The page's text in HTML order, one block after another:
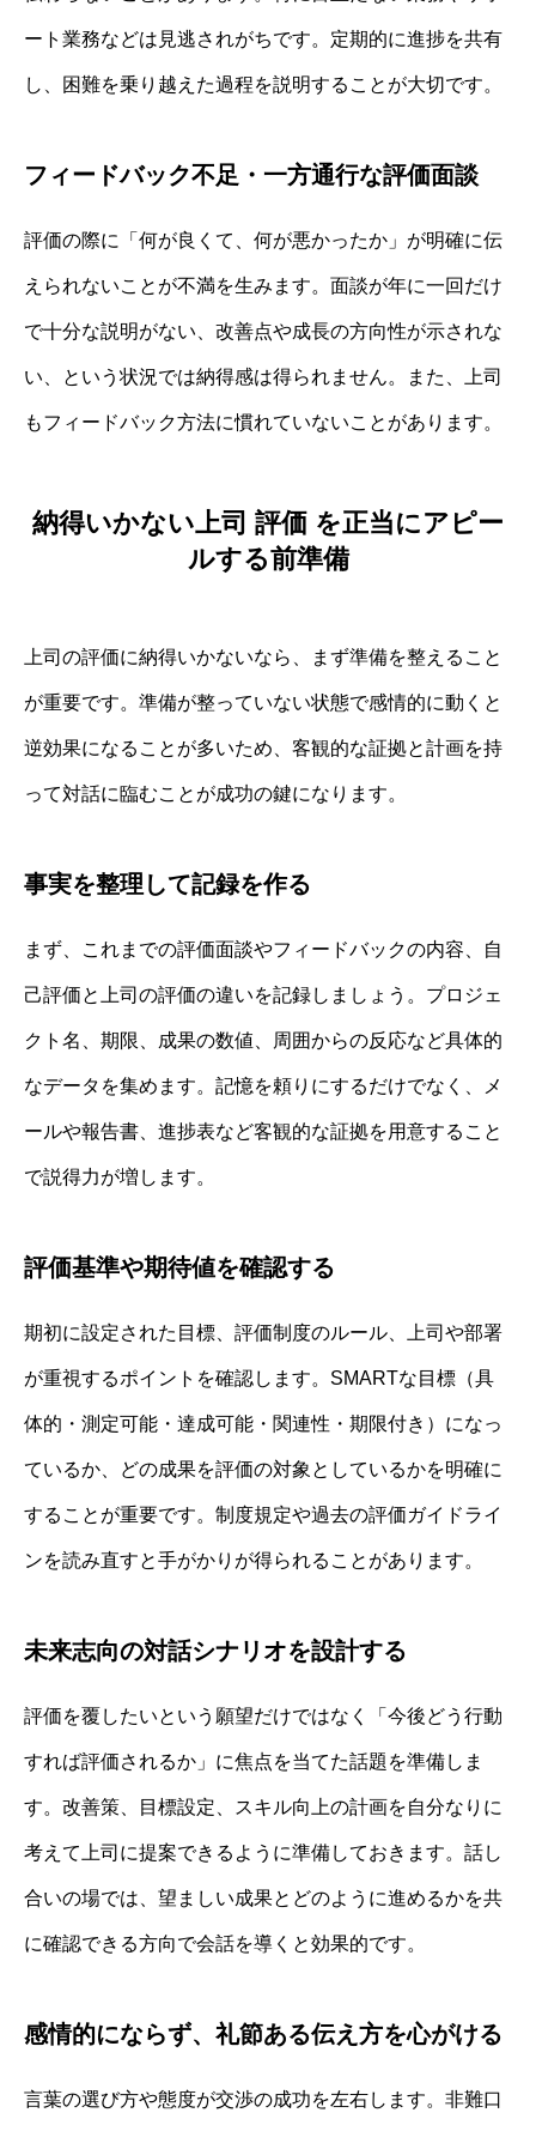
ート業務などは見逃されがちです。定期的に進捗を共有
し、困難を乗り越えた過程を説明することが大切です。
フィードバック不足・一方通行な評価面談
評価の際に「何が良くて、何が悪かったか」が明確に伝
えられないことが不満を生みます。面談が年に一回だけ
で十分な説明がない、改善点や成長の方向性が示されな
い、という状況では納得感は得られません。また、上司
もフィードバック方法に慣れていないことがあります。
納得いかない上司 評価 を正当にアピー
ルする前準備
上司の評価に納得いかないなら、まず準備を整えること
が重要です。準備が整っていない状態で感情的に動くと
逆効果になることが多いため、客観的な証拠と計画を持
って対話に臨むことが成功の鍵になります。
事実を整理して記録を作る
まず、これまでの評価面談やフィードバックの内容、自
己評価と上司の評価の違いを記録しましょう。プロジェ
クト名、期限、成果の数値、周囲からの反応など具体的
なデータを集めます。記憶を頼りにするだけでなく、メ
ールや報告書、進捗表など客観的な証拠を用意すること
で説得力が増します。
評価基準や期待値を確認する
期初に設定された目標、評価制度のルール、上司や部署
が重視するポイントを確認します。SMARTな目標（具
体的・測定可能・達成可能・関連性・期限付き）になっ
ているか、どの成果を評価の対象としているかを明確に
することが重要です。制度規定や過去の評価ガイドライ
ンを読み直すと手がかりが得られることがあります。
未来志向の対話シナリオを設計する
評価を覆したいという願望だけではなく「今後どう行動
すれば評価されるか」に焦点を当てた話題を準備しま
す。改善策、目標設定、スキル向上の計画を自分なりに
考えて上司に提案できるように準備しておきます。話し
合いの場では、望ましい成果とどのように進めるかを共
に確認できる方向で会話を導くと効果的です。
感情的にならず、礼節ある伝え方を心がける
言葉の選び方や態度が交渉の成功を左右します。非難口